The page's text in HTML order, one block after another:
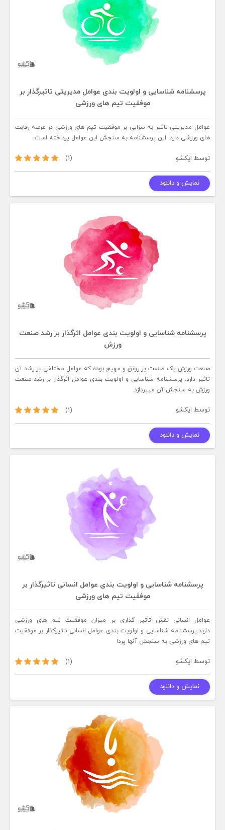
پرسشنامه شناسایی و اولویت بندی عوامل مدیریتی تاثیرگذار بر
موفقیت تیم های ورزشی
عوامل مدیریتی تاثیر به سزایی بر موفقیت تیم های ورزشی در عرصه رقابت
های ورزشی دارد. این پرسشنامه به سنجش این عوامل پرداخته است.
توسط ایکشو (1)
نمایش و دانلود
پرسشنامه شناسایی و اولویت بندی عوامل اثرگذار بر رشد صنعت
ورزش
صنعت ورزش یک صنعت پر رونق و مهیج بوده که عوامل مختلفی بر رشد آن
تاثیر دارد. پرسشنامه شناسایی و اولویت بندی عوامل اثرگذار بر رشد صنعت
ورزش به سنجش آن میپردازد.
توسط ایکشو (1)
نمایش و دانلود
پرسشنامه شناسایی و اولویت بندی عوامل انسانی تاثیرگذار بر
موفقیت تیم های ورزشی
عوامل انسانی نقش تاثیر گذاری بر میزان موفقیت تیم های ورزشی
دارند.پرسشنامه شناسایی و اولویت بندی عوامل انسانی تاثیرگذار بر موفقیت
تیم های ورزشی به سنجش آنها پردا
توسط ایکشو (1)
نمایش و دانلود